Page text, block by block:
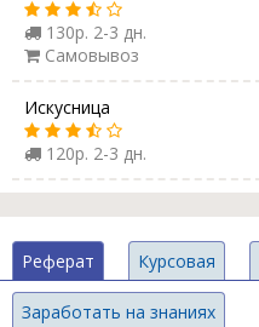
130р. 2-3 дн.
Самовывоз
Искусница
120р. 2-3 дн.
Реферат Курсовая
Заработать на знаниях